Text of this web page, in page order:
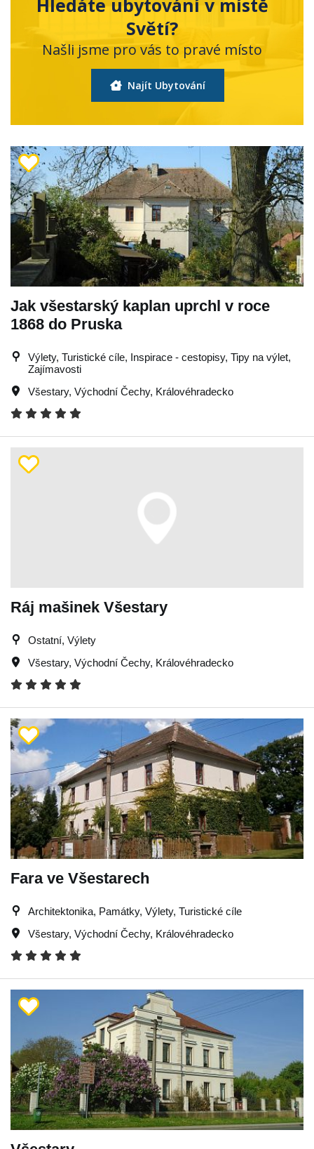
Hledáte ubytování v místě
Světí?
Našli jsme pro vás to pravé místo
Najít Ubytování
Jak všestarský kaplan uprchl v roce
1868 do Pruska
Výlety, Turistické cíle, Inspirace - cestopisy, Tipy na výlet,
Zajímavosti
Všestary, Východní Čechy, Královéhradecko
Ráj mašinek Všestary
Ostatní, Výlety
Všestary, Východní Čechy, Královéhradecko
Fara ve Všestarech
Architektonika, Památky, Výlety, Turistické cíle
Všestary, Východní Čechy, Královéhradecko